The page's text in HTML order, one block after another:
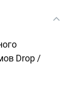
Drop /